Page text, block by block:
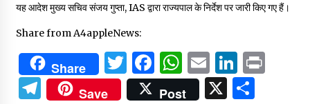
यह आदेश मुख्य सचिव संजय गुप्ता, IAS द्वारा राज्यपाल के निर्देश पर जारी किए गए हैं।
Share from A4appleNews:
Share Twitter
Facebook
WhatsApp
Email
Telegram
Save Post X